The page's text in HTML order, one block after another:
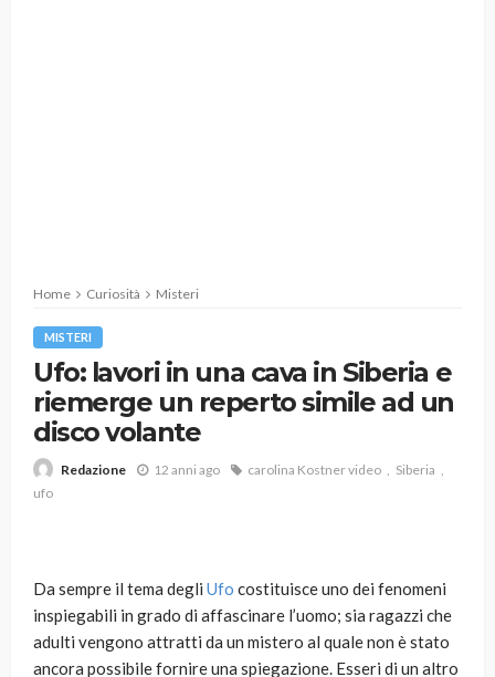
Home Curiosità Misteri
MISTERI
Ufo: lavori in una cava in Siberia e
riemerge un reperto simile ad un
disco volante
Redazione 12 anni ago carolina Kostner video
Siberia
ufo
Da sempre il tema degli Ufo costituisce uno dei fenomeni
inspiegabili in grado di affascinare l’uomo; sia ragazzi che
adulti vengono attratti da un mistero al quale non è stato
ancora possibile fornire una spiegazione. Esseri di un altro